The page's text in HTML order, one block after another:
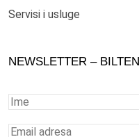
Servisi i usluge
NEWSLETTER – BILTEN